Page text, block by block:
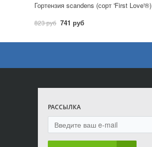
Гортензия scandens (сорт 'First Love'®)
823 руб 741 руб
РАССЫЛКА